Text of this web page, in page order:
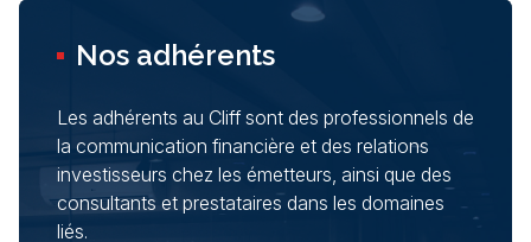
Nos adhérents
Les adhérents au Cliff sont des professionnels de
la communication financière et des relations
investisseurs chez les émetteurs, ainsi que des
consultants et prestataires dans les domaines
liés.